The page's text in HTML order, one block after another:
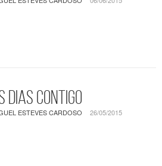
dias contigo
ESTEVES CARDOSO 26/05/2015